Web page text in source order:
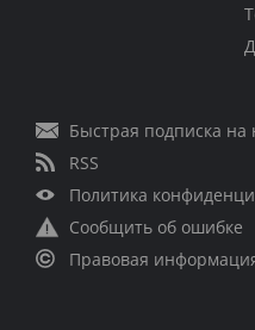
Быстрая подписка на
RSS
Политика
Сообщить об ошибке
Правовая